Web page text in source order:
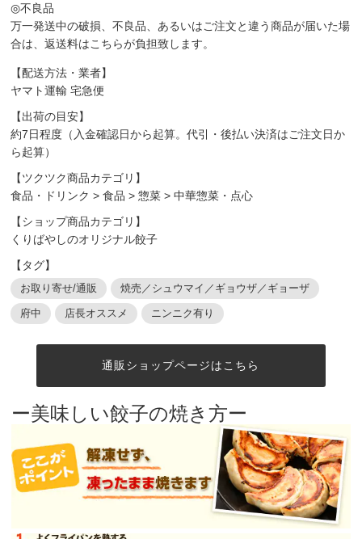
◎不良品
万一発送中の破損、不良品、あるいはご注文と違う商品が届いた場
合は、返送料はこちらが負担致します。
【配送方法・業者】
ヤマト運輸 宅急便
【出荷の目安】
約7日程度（入金確認日から起算。代引・後払い決済はご注文日か
ら起算）
【ツクツク商品カテゴリ】
食品・ドリンク >食品 >惣菜 >中華惣菜・点心
【ショップ商品カテゴリ】
くりばやしのオリジナル餃子
【タグ】
お取り寄せ/通販 焼売／シュウマイ／ギョウザ／ギョーザ
府中 店長オススメ ニンニク有り
通販ショップページはこちら
ー美味しい餃子の焼き方ー